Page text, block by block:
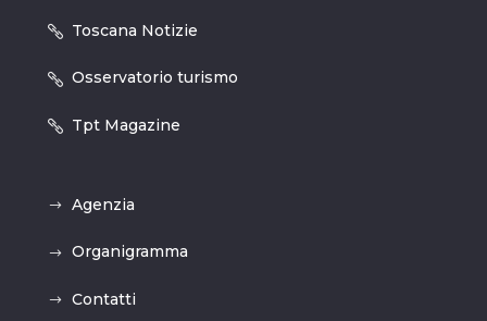
Toscana Notizie
Osservatorio turismo
Tpt Magazine
Agenzia
Organigramma
Contatti